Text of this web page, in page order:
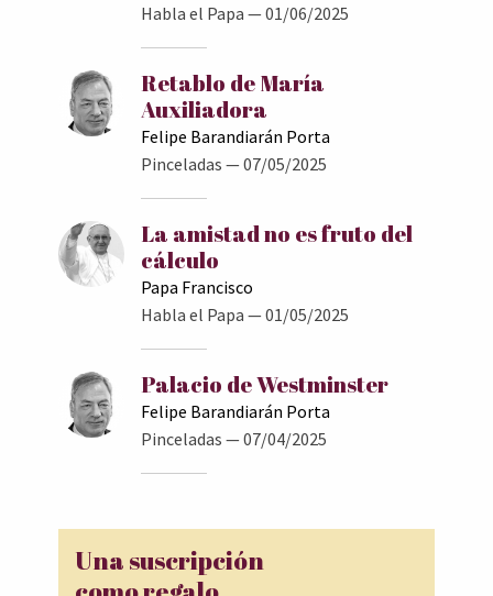
Habla el Papa — 01/06/2025
Retablo de María
Auxiliadora
Felipe Barandiarán Porta
Pinceladas — 07/05/2025
La amistad no es fruto del
cálculo
Papa Francisco
Habla el Papa — 01/05/2025
Palacio de Westminster
Felipe Barandiarán Porta
Pinceladas — 07/04/2025
Una suscripción